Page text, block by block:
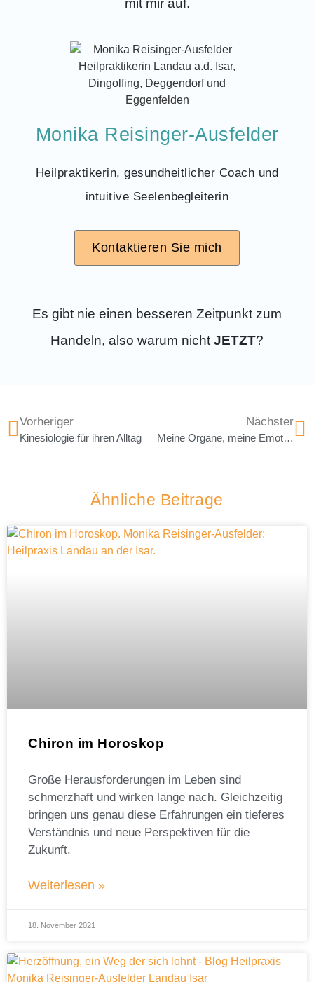
mit mir auf.
Monika Reisinger-Ausfelder
Heilpraktikerin, gesundheitlicher Coach und
intuitive Seelenbegleiterin
Kontaktieren Sie mich
Es gibt nie einen besseren Zeitpunkt zum
Handeln, also warum nicht JETZT?
Vorheriger
Kinesiologie für ihren Alltag
Nächster
Meine Organe, meine Emotionen
Ähnliche Beitrage
Chiron im Horoskop
Große Herausforderungen im Leben sind
schmerzhaft und wirken lange nach. Gleichzeitig
bringen uns genau diese Erfahrungen ein tieferes
Verständnis und neue Perspektiven für die
Zukunft.
Weiterlesen »
18. November 2021